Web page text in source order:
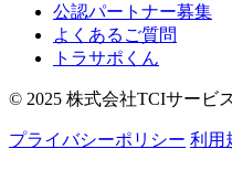
公認パートナー募集
よくあるご質問
トラサポくん
© 2025 株式会社TCIサービ
プライバシーポリシー 利用